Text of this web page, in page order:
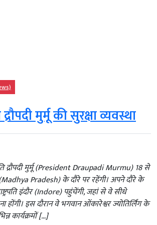
द्रौपदी मुर्मू की सुरक्षा व्यवस्था
द्रौपदी मुर्मू (President Draupadi Murmu) 18 से
Pradesh) के दौरे पर रहेंगी। अपने दौरे के
इंदौर (Indore) पहुंचेंगी, जहां से वे सीधे
होंगी। इस दौरान वे भगवान ओंकारेश्वर ज्योतिर्लिंग के
कार्यक्रमों […]